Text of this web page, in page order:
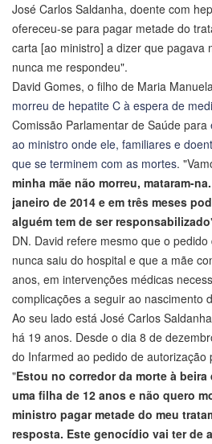
José Carlos Saldanha, doente com
ofereceu-se para pagar metade do
carta [ao ministro] a dizer que pagava
nunca me respondeu".
David Gomes, o filho de Maria
morreu de hepatite C à espera de
Comissão Parlamentar de Saúde para
ao ministro onde ele, familiares e
que se terminem com as mortes.
minha mãe não morreu, mataram-
janeiro de 2014 e em três meses
alguém tem de ser responsabilizado
DN. David refere mesmo que o
nunca saiu do hospital e que a mãe
anos, em intervenções médicas
complicações a seguir ao nascimento
Ao seu lado está José Carlos
há 19 anos. Desde o dia 8 de
do Infarmed ao pedido de
"Estou no corredor da morte à beira
uma filha de 12 anos e não quero
ministro pagar metade do meu
resposta. Este genocídio vai ter de